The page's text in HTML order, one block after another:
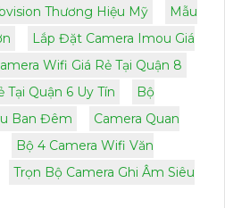
Thương Hiệu Mỹ
Mẫu
Lắp Đặt Camera Imou Giá
Wifi Giá Rẻ Tại Quận 8
Tại Quận 6 Uy Tín
Bộ
Ban Đêm
Camera Quan
Bộ 4 Camera Wifi Văn
Trọn Bộ Camera Ghi Âm Siêu